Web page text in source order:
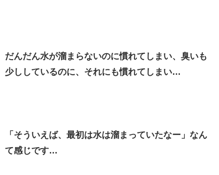
だんだん水が溜まらないのに慣れてしまい、臭いも
少ししているのに、それにも慣れてしまい…
「そういえば、最初は水は溜まっていたなー」なん
て感じです…